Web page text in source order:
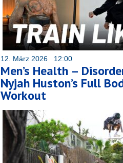
12. März 2026 12:00
Men’s Health –
Nyjah Huston’s Full
Workout